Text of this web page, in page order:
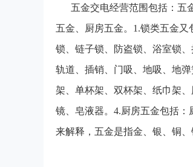
五金交电经营范围包括：五
五金、厨房五金。1.锁类五金
锁、链子锁、防盗锁、浴室锁
轨道、插销、门吸、地吸、地
架、单杯架、双杯架、纸巾架
镜、皂液器。4.厨房五金包括
来解释，五金是指金、银、铜